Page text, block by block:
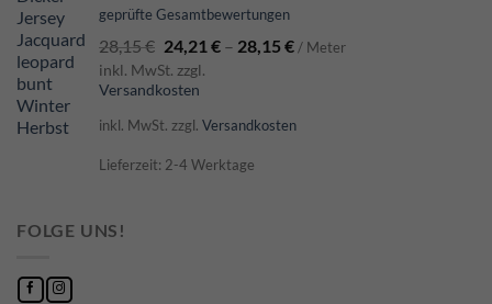
Bewertet
von 5
geprüfte Gesamtbewertungen
28,15€ 24,21 €– 28,15€ / Meter
inkl. MwSt. zzgl.
Versandkosten
inkl. MwSt. zzgl. Versandkosten
Lieferzeit: 2-4 Werktage
FOLGE UNS!